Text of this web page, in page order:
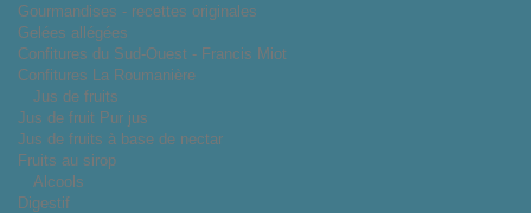
Gourmandises - recettes originales
Gelées allégées
Confitures du Sud-Ouest - Francis Miot
Confitures La Roumanière
Jus de fruits
Jus de fruit Pur jus
Jus de fruits à base de nectar
Fruits au sirop
Alcools
Digestif